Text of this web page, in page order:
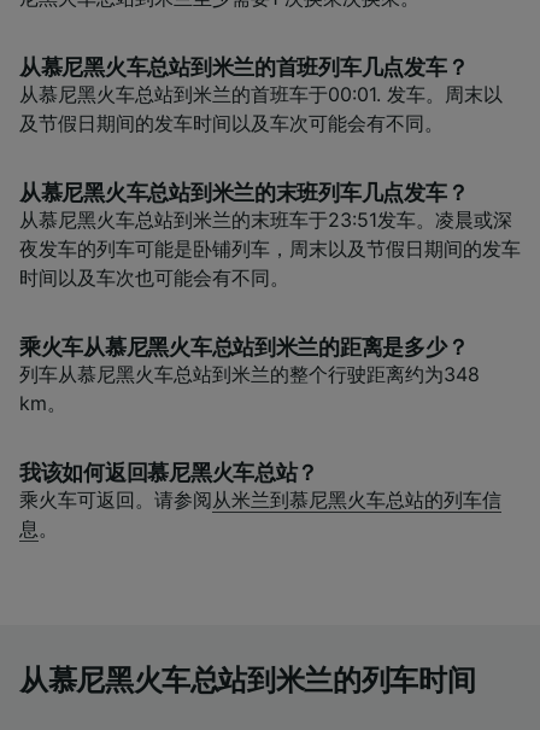
从慕尼黑火车总站到米兰的首班列车几点发车？
从慕尼黑火车总站到米兰的首班车于00:01. 发车。周末以
及节假日期间的发车时间以及车次可能会有不同。
从慕尼黑火车总站到米兰的末班列车几点发车？
从慕尼黑火车总站到米兰的末班车于23:51发车。凌晨或深
夜发车的列车可能是卧铺列车，周末以及节假日期间的发车
时间以及车次也可能会有不同。
乘火车从慕尼黑火车总站到米兰的距离是多少？
列车从慕尼黑火车总站到米兰的整个行驶距离约为348
km。
我该如何返回慕尼黑火车总站？
乘火车可返回。请参阅从米兰到慕尼黑火车总站的列车信
息。
从慕尼黑火车总站到米兰的列车时间